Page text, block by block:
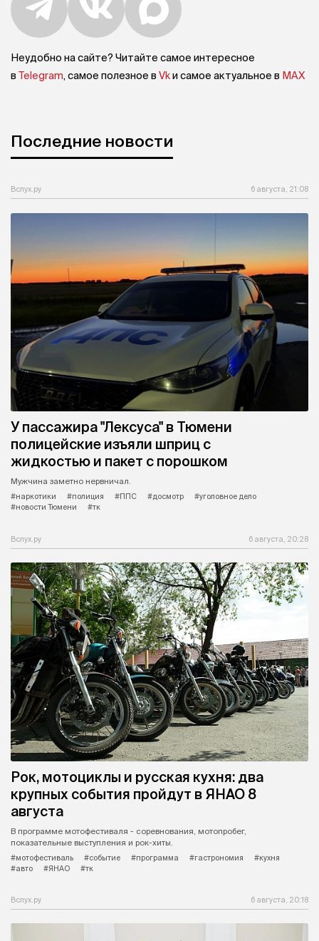
Неудобно на сайте? Читайте самое интересное
в Telegram, самое полезное в Vkи самое актуальное в MAX
Последние новости
Вслух.ру 6 августа, 21:08
У пассажира "Лексуса" в Тюмени
полицейские изъяли шприц с
жидкостью и пакет с порошком
Мужчина заметно нервничал.
#наркотики
#полиция #ППС #досмотр
#уголовное дело
#новости Тюмени
#тк
Вслух.ру 6 августа, 20:28
Рок, мотоциклы и русская кухня: два
крупных события пройдут в ЯНАО 8
августа
В программе мотофестиваля - соревнования, мотопробег,
показательные выступления и рок-хиты.
#мотофестиваль
#событие #программа #гастрономия
#кухня
#авто
#ЯНАО #тк
Вслух.ру 6 августа, 20:18